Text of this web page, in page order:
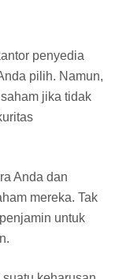
penyedia
pilih. Namun,
jika tidak
Anda dan
mereka. Tak
untuk